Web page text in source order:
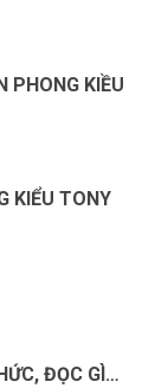
PHONG KIỀU
KIỂU TONY
ĐỌC GÌ…